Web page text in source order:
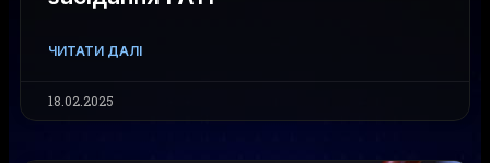
ЧИТАТИ ДАЛІ
18.02.2025